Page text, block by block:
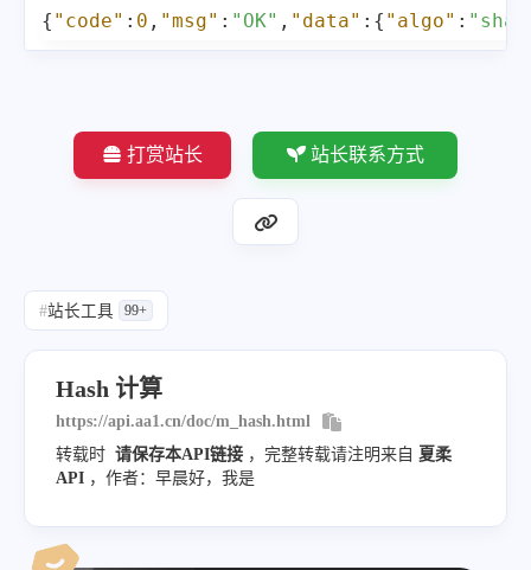
{ "code" : 0 , "msg" : "OK" , "data" : { "algo" :
打赏站长 站长联系方式
#站长工具 99+
Hash 计算
https://api.aa1.cn/doc/m_hash.html
转载时 请保存本API链接 ，完整转载请注明来自 夏柔
API ，作者：早晨好，我是